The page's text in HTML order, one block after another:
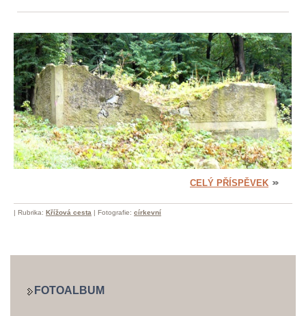
CELÝ PŘÍSPĚVEK
| Rubrika: Křížová cesta | Fotografie: církevní
FOTOALBUM